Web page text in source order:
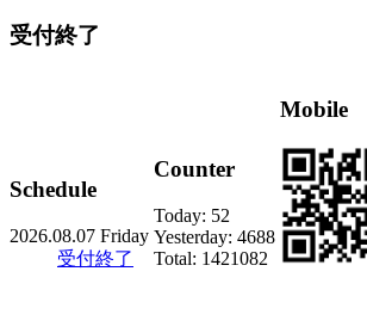
受付終了
Schedule
2026.08.07 Friday
受付終了
Counter
Today: 52
Yesterday: 4688
Total: 1421082
Mobile